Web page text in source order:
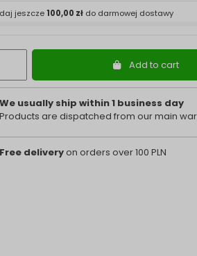
jeszcze 100,00 złdo darmowej dostawy
Add to cart
We usually ship within 1 business day
Products are dispatched from our main
Free deliveryon orders over 100 PLN